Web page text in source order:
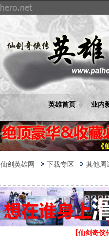
英雄首页 业内
仙剑英雄网 下载专区 其他周
【仙剑奇